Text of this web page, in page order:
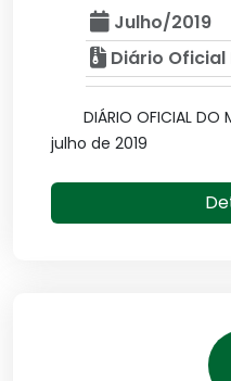
Julho/2019
Diário
DIÁRIO OFICIAL DO
julho de 2019